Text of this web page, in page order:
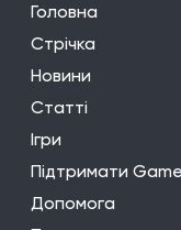
Головна
Стрічка
Новини
Статті
Ігри
Підтримати
Допомога